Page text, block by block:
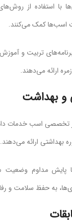
با استفاده از
اسب‌ها کمک می‌کنند.
تربیت و
ارائه می‌دهند.
و بهداشت
تخصصی اسب خدمات
بهداشتی ارائه می‌دهند.
پایش مداوم وضعیت
به حفظ سلامت و